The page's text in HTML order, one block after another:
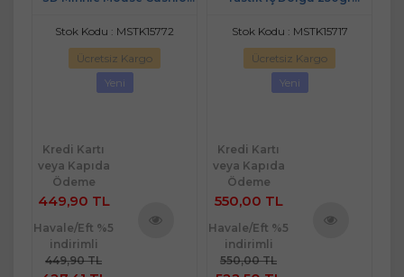
Stok Kodu : MSTK15772
Ücretsiz Kargo
Yeni
Kredi Kartı
veya Kapıda
Ödeme
449,90 TL
Havale/Eft %5
indirimli
449,90 TL
Stok Kodu : MSTK15717
Ücretsiz Kargo
Yeni
Kredi Kartı
veya Kapıda
Ödeme
550,00 TL
Havale/Eft %5
indirimli
550,00 TL